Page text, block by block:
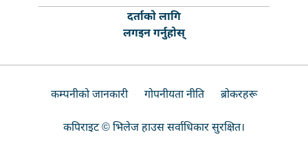
दर्ताको लागि
लगइन गर्नुहोस्
कम्पनीको जानकारी गोपनीयता नीति ब्रोकरहरू
कपिराइट © भिलेज हाउस सर्वाधिकार सुरक्षित।